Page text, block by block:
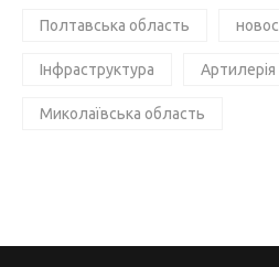
Полтавська область
Інфраструктура Артилерія
Миколаївська область